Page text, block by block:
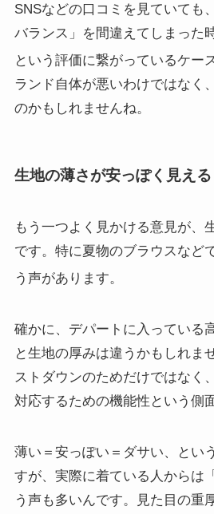
SNSなどの口コミを見ていても
バランス」を間違えてしまった
という評価に繋がっているケー
ランド自体が悪いわけではなく
のかもしれませんね。
生地の薄さが安っぽく見える
もう一つよく見かける意見が、
です。特に夏物のブラウスなど
う声があります。
確かに、デパートに入っている
と生地の厚みは違うかもしれま
ストダウンのためだけではなく
対応するための機能性という側
薄い＝安っぽい＝ダサい、とい
すが、実際に着ている人からは
う声も多いんです。見た目の重